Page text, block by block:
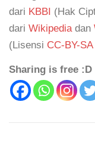
dari KBBI (Hak
dari Wikipediadan
(Lisensi CC-BY-
Sharing is free :D